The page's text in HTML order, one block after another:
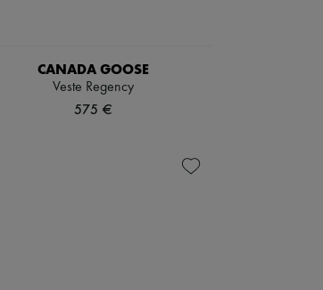
CANADA GOOSE
Veste Regency
575 €